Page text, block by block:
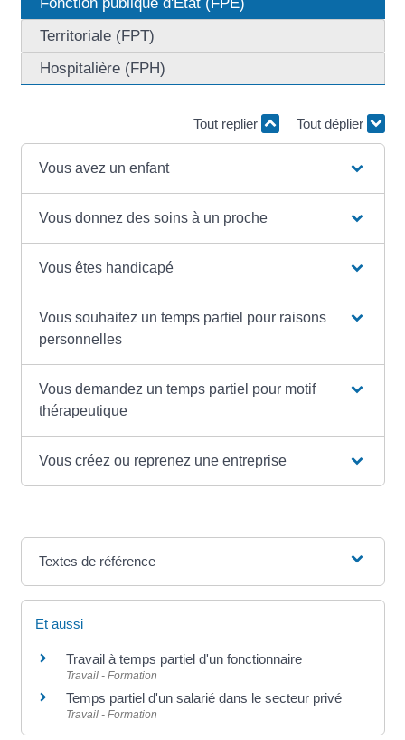
Territoriale (FPT)
Hospitalière (FPH)
Tout replier Tout déplier
Vous avez un enfant
Vous donnez des soins à un proche
Vous êtes handicapé
Vous souhaitez un temps partiel pour raisons
personnelles
Vous demandez un temps partiel pour motif
thérapeutique
Vous créez ou reprenez une entreprise
Textes de référence
Et aussi
Travail à temps partiel d'un fonctionnaire
Travail - Formation
Temps partiel d'un salarié dans le secteur privé
Travail - Formation